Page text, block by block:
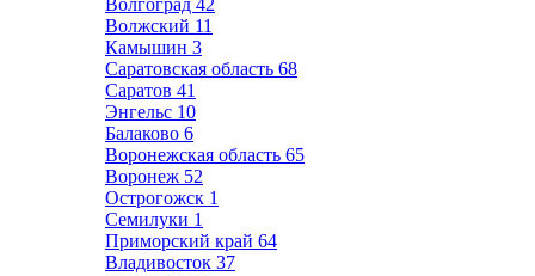
Волгоград 42
Волжский 11
Камышин 3
Саратовская область 68
Саратов 41
Энгельс 10
Балаково 6
Воронежская область 65
Воронеж 52
Острогожск 1
Семилуки 1
Приморский край 64
Владивосток 37